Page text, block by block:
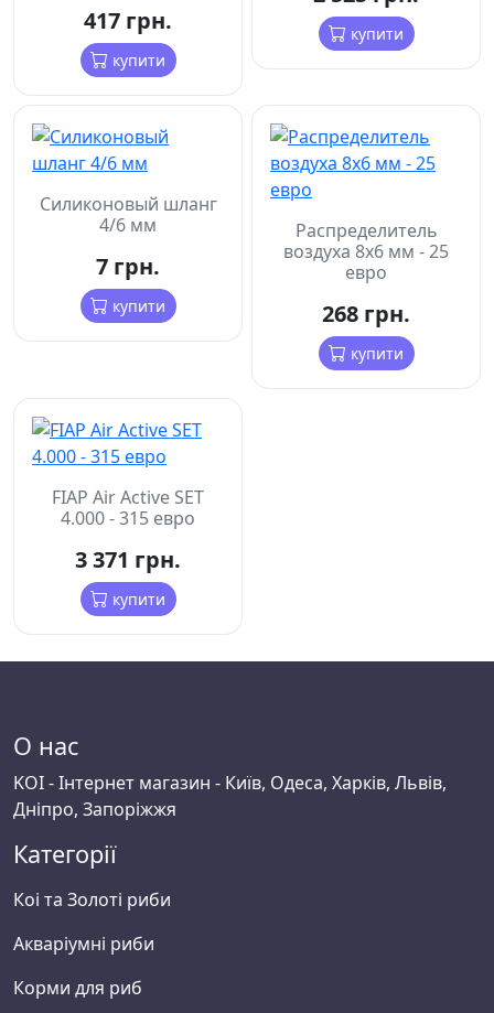
417 грн.
купити
купити
Силиконовый шланг
4/6 мм
7 грн.
купити
Распределитель
воздуха 8х6 мм - 25
евро
268 грн.
купити
FIAP Air Active SET
4.000 - 315 евро
3 371 грн.
купити
О нас
KOI - Інтернет магазин - Київ, Одеса, Харків, Львів,
Дніпро, Запоріжжя
Категорії
Коі та Золоті риби
Акваріумні риби
Корми для риб